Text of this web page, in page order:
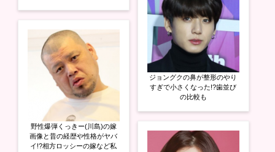
野性爆弾くっきー(川島)の嫁
画像と昔の経歴や性格がヤバ
イ!?相方ロッシーの嫁など私
ジョングクの鼻が整形のやり
すぎで小さくなった!?歯並び
の比較も